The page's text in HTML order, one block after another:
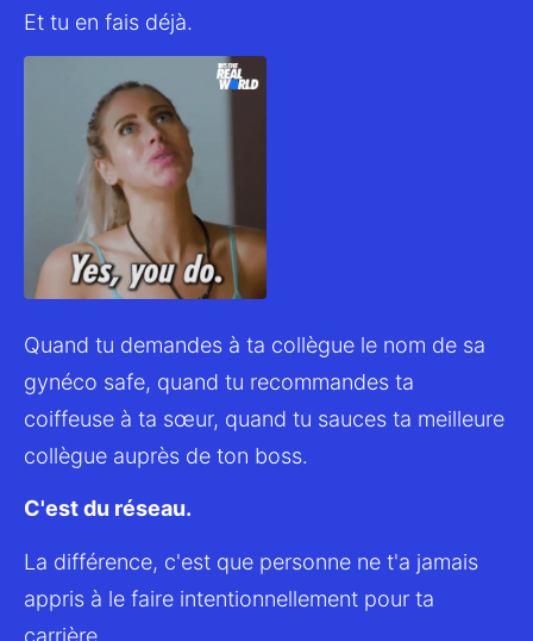
Et tu en fais déjà.
Quand tu demandes à ta collègue le nom de sa
gynéco safe, quand tu recommandes ta
coiffeuse à ta sœur, quand tu sauces ta meilleure
collègue auprès de ton boss.
C'est du réseau.
La différence, c'est que personne ne t'a jamais
appris à le faire intentionnellement pour ta
carrière.